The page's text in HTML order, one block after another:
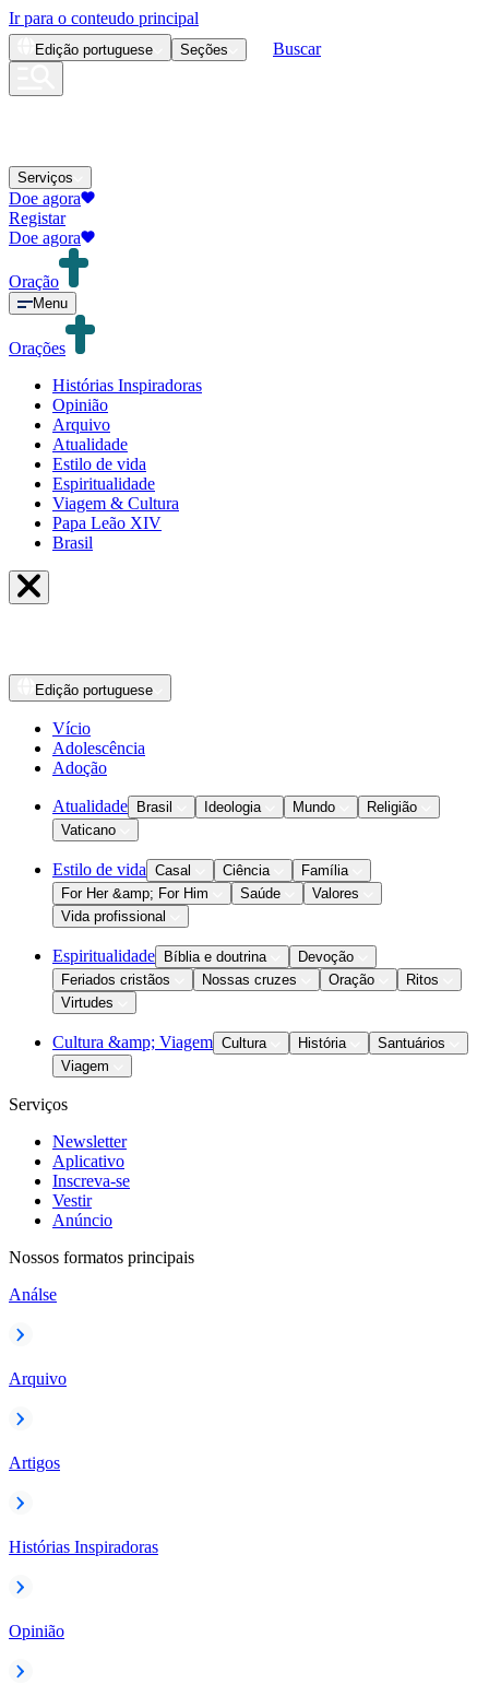
Ir para o conteudo principal
Edição portuguese Seções Buscar
Serviços
Doe agora
Registar
Doe agora
Oração
Menu
Orações
Histórias Inspiradoras
Opinião
Arquivo
Atualidade
Estilo de vida
Espiritualidade
Viagem & Cultura
Papa Leão XIV
Brasil
Edição portuguese
Vício
Adolescência
Adoção
Atualidade Brasil Ideologia Mundo
Religião
Vaticano
Estilo de vida Casal Ciência
Família
For Her &amp; For Him
Saúde
Valores
Vida profissional
Espiritualidade Bíblia e doutrina
Devoção
Feriados cristãos
Nossas cruzes Oração
Ritos
Virtudes
Cultura &amp; Viagem Cultura História
Santuários
Viagem
Serviços
Newsletter
Aplicativo
Inscreva-se
Vestir
Anúncio
Nossos formatos principais
Análse
Arquivo
Artigos
Histórias Inspiradoras
Opinião